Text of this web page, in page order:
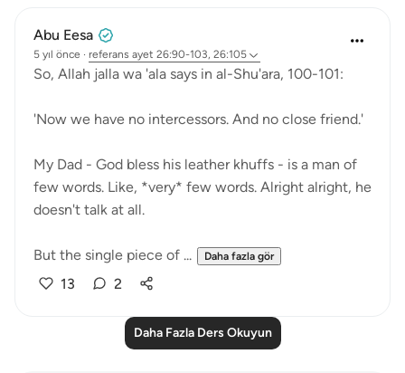
Abu Eesa
5 yıl önce · referans ayet 26:90-103, 26:105
So, Allah jalla wa 'ala says in al-Shu'ara, 100-101:
'Now we have no intercessors. And no close friend.'
My Dad - God bless his leather khuffs - is a man of
few words. Like, *very* few words. Alright alright, he
doesn't talk at all.
But the single piece of ... Daha fazla gör
13 2
Daha Fazla Ders Okuyun